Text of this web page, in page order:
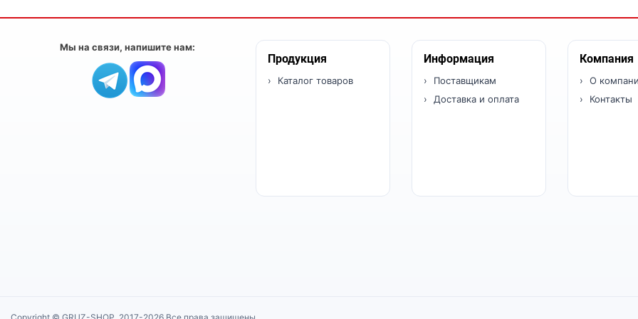
Мы на связи, напишите нам:
Продукция
Каталог товаров
Информация
Поставщикам
Доставка и оплата
Компания
О
Контакты